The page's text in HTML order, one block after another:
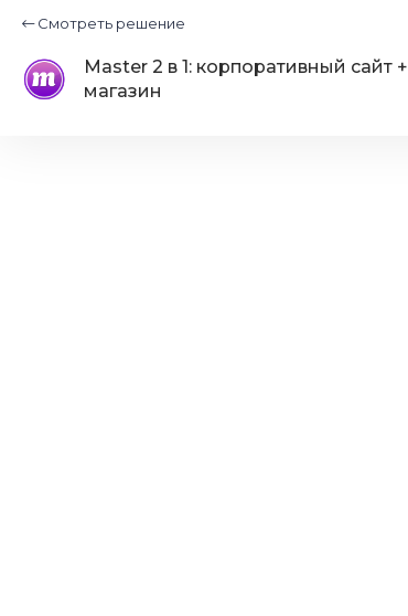
Смотреть решение
Master 2 в 1: корпоративный сайт +
магазин